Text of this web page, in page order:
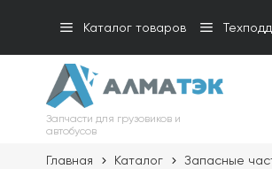
Каталог товаров
Запчасти для грузовиков и
автобусов
Главная Каталог Запасные